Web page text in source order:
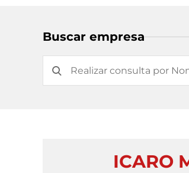
Buscar empresa
ICARO